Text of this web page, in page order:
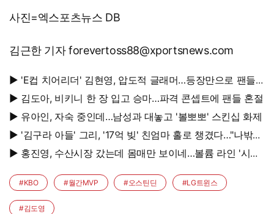
사진=엑스포츠뉴스 DB
김근한 기자 forevertoss88@xportsnews.com
▶ 'E컵 치어리더' 김현영, 압도적 글래머…등장만으로 팬들
초토화
▶ 김도아, 비키니 한 장 입고 승마…파격 콘셉트에 팬들 혼절
▶ 유아인, 자숙 중인데…남성과 대놓고 '볼뽀뽀' 스킨십 화제
▶ '김구라 아들' 그리, '17억 빚' 친엄마 홀로 챙겼다…"나밖에
없어, 연락 꾸준히 하는 중"
▶ 홍진영, 수산시장 갔는데 몸매만 보이네…볼륨 라인 '시선
강탈'
#KBO #월간MVP #오스틴딘 #LG트윈스
#김도영